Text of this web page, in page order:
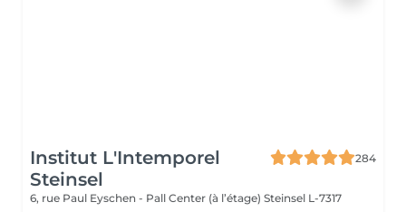
Institut L'Intemporel
Steinsel
284
6, rue Paul Eyschen - Pall Center (à l’étage) Steinsel L-7317